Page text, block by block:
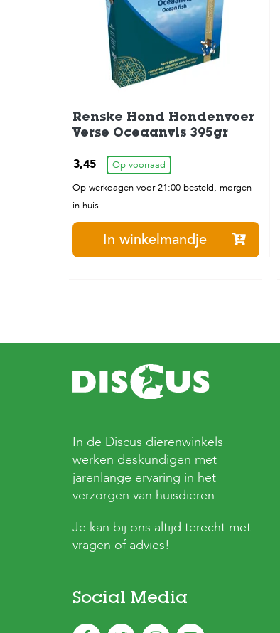
Renske Hond Hondenvoer
Verse Oceaanvis 395gr
3,45
Op voorraad
Op werkdagen voor 21:00 besteld, morgen
in huis
In winkelmandje
In de Discus dierenwinkels
werken deskundigen met
jarenlange ervaring in het
verzorgen van huisdieren.
Je kan bij ons altijd terecht met
vragen of advies!
Social Media